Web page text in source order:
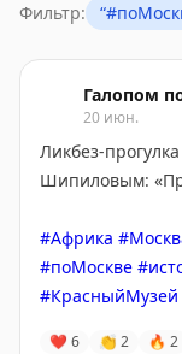
Фильтр: “
Галопом
20 июн.
Ликбез-
Шипиловым:
#Африка
#поМоскве
#КрасныйМузей
❤ 6 👏 2 🔥 2